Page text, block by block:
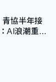
協半年接
AI浪潮重整